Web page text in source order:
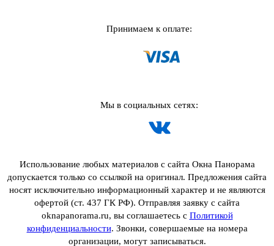
Принимаем к оплате:
Мы в социальных сетях:
Использование любых материалов с сайта Окна Панорама
допускается только со ссылкой на оригинал. Предложения сайта
носят исключительно информационный характер и не являются
офертой (ст. 437 ГК РФ). Отправляя заявку с сайта
oknapanorama.ru, вы соглашаетесь с Политикой
конфиденциальности. Звонки, совершаемые на номера
организации, могут записываться.